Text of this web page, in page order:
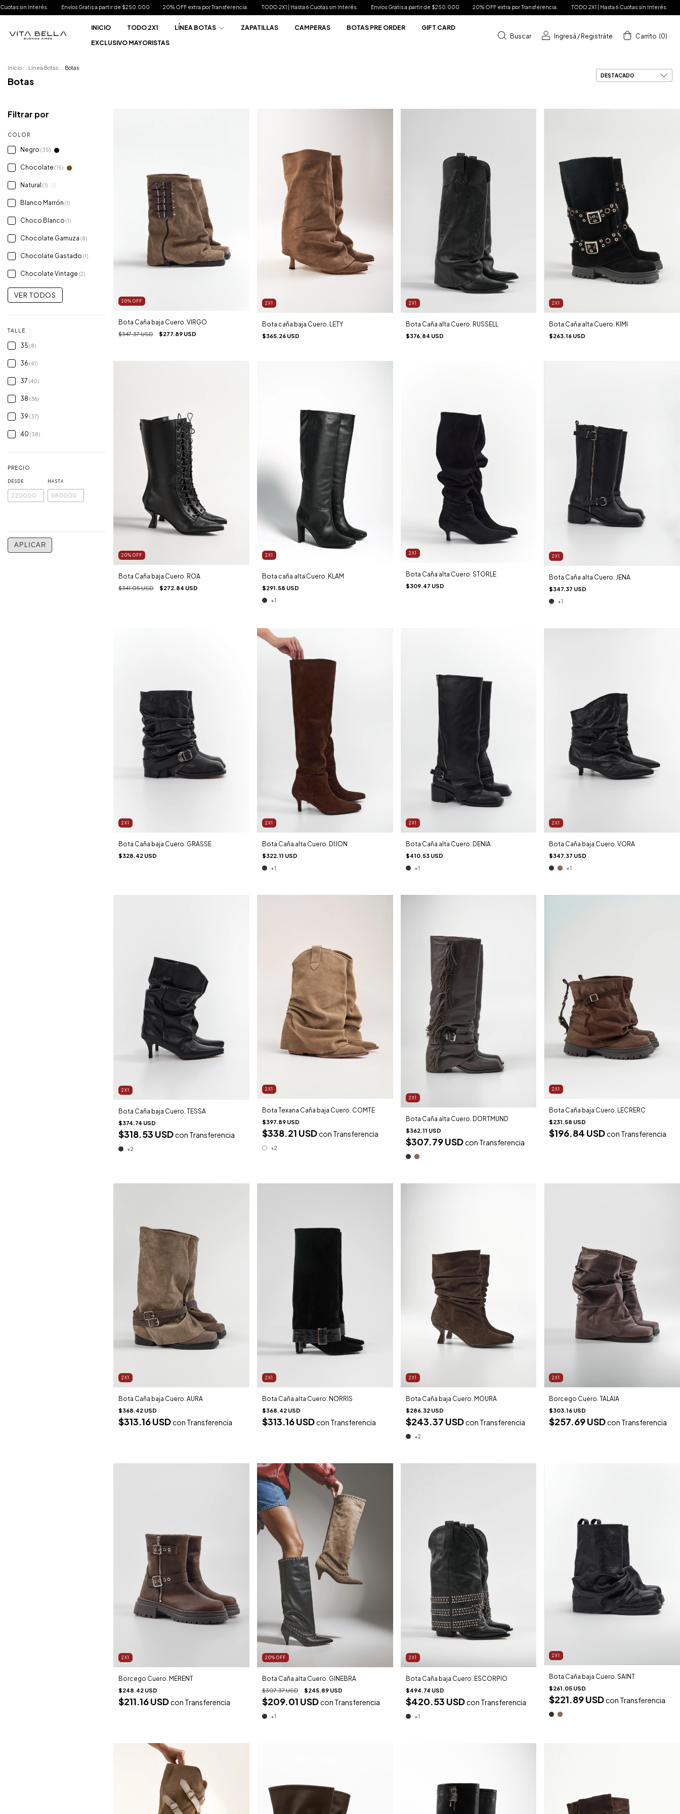
a partir de $250.000 20% OFF extra por Transferencia. TODO 2X1 | Hasta 6 Cuotas sin Interés. Envíos Gratis a partir de $250.000 20% OFF extra por Transferencia. TODO 2X1 | Hasta 6 Cuotas sin Interés. Envíos Gratis a partir de
INICIO TODO 2X1 LÍNEA BOTAS ZAPATILLAS CAMPERAS BOTAS PRE ORDER
GIFT CARD
EXCLUSIVO MAYORISTAS
Buscar Ingresá / Registráte Carrito (0)
Inicio Línea Botas Botas
Botas
Filtrar por
COLOR
Negro (35)
Chocolate (15)
Natural (1)
Blanco Marrón (1)
Choco Blanco (1)
Chocolate Gamuza (8)
Chocolate Gastado (1)
Chocolate Vintage (2)
VER TODOS
TALLE
35 (8)
36 (41)
37 (40)
38 (36)
39 (37)
40 (38)
PRECIO
DESDE HASTA
APLICAR
20% OFF
Bota Caña baja Cuero. VIRGO
$347.37 USD $277.89 USD
2X1
Bota caña baja Cuero. LETY
$365.26 USD
2X1
Bota Caña alta Cuero. RUSSELL
$376.84 USD
2X1
Bota Caña alta Cuero. KIMI
$263.16 USD
20% OFF
Bota Caña baja Cuero. ROA
$341.05 USD $272.84 USD
2X1
Bota caña alta Cuero. KLAM
$291.58 USD
+1
2X1
Bota Caña alta Cuero. STORLE
$309.47 USD
2X1
Bota Caña alta Cuero. JENA
$347.37 USD
+1
2X1
Bota Caña baja Cuero. GRASSE
$328.42 USD
2X1
Bota Caña alta Cuero. DIJON
$322.11 USD
+1
2X1
Bota Caña alta Cuero. DENIA
$410.53 USD
+1
2X1
Bota Caña baja Cuero. VORA
$347.37 USD
+1
2X1
Bota Caña baja Cuero. TESSA
$374.74 USD
$318.53 USDcon Transferencia
+2
2X1
Bota Texana Caña baja Cuero. COMTE
$397.89 USD
$338.21 USDcon Transferencia
+2
2X1
Bota Caña alta Cuero. DORTMUND
$362.11 USD
$307.79 USDcon Transferencia
2X1
Bota Caña baja Cuero. LECRERC
$231.58 USD
$196.84 USDcon Transferencia
2X1
Bota Caña baja Cuero. AURA
$368.42 USD
$313.16 USDcon Transferencia
2X1
Bota Caña alta Cuero. NORRIS
$368.42 USD
$313.16 USDcon Transferencia
2X1
Bota Caña baja Cuero. MOURA
$286.32 USD
$243.37 USDcon Transferencia
+2
2X1
Borcego Cuero. TALAIA
$303.16 USD
$257.69 USDcon Transferencia
2X1
Borcego Cuero. MERENT
$248.42 USD
$211.16 USDcon Transferencia
20% OFF
Bota Caña alta Cuero. GINEBRA
$307.37 USD $245.89 USD
$209.01 USDcon Transferencia
+1
2X1
Bota Caña baja Cuero. ESCORPIO
$494.74 USD
$420.53 USDcon Transferencia
+1
2X1
Bota Caña baja Cuero. SAINT
$261.05 USD
$221.89 USDcon Transferencia